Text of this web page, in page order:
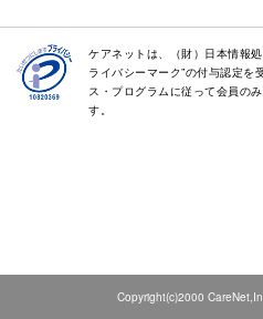
ケアネットは、（財）日本情報
ライバシーマーク”の付与認定を
ス・プログラムに従って会員の
す。
Copyright(c)2000